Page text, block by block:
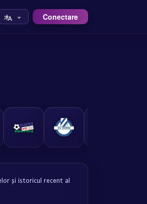
Conectare
și istoricul recent al